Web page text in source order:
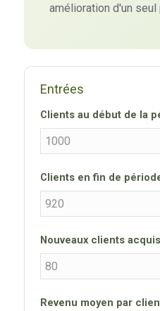
amélioration d'un seul
Entrées
Clients au début de la
Clients en fin de
Nouveaux clients
Revenu moyen par